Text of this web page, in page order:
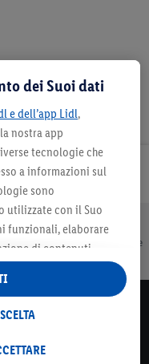
e
Garanzia legale e
convenzionale
dei Suoi dati
e dell’app Lidl,
nostra app
tecnologie che
a informazioni sul
sono
utilizzate con il Suo
funzionali, elaborare
di contenuti
dei Servizi
anche i dati relativi al
singolarmente le